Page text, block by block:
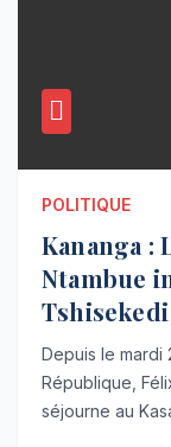
POLITIQUE
Kananga :
Ntambue
du Kasaï
Depuis le
République,
séjourne au